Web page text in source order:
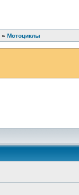
» Мотоциклы